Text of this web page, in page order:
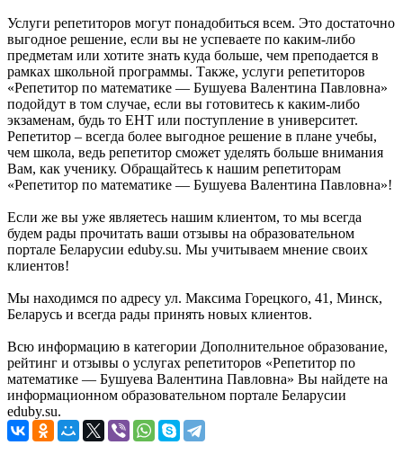
Услуги репетиторов могут понадобиться всем. Это достаточно
выгодное решение, если вы не успеваете по каким-либо
предметам или хотите знать куда больше, чем преподается в
рамках школьной программы. Также, услуги репетиторов
«Репетитор по математике — Бушуева Валентина Павловна»
подойдут в том случае, если вы готовитесь к каким-либо
экзаменам, будь то ЕНТ или поступление в университет.
Репетитор – всегда более выгодное решение в плане учебы,
чем школа, ведь репетитор сможет уделять больше внимания
Вам, как ученику. Обращайтесь к нашим репетиторам
«Репетитор по математике — Бушуева Валентина Павловна»!
Если же вы уже являетесь нашим клиентом, то мы всегда
будем рады прочитать ваши отзывы на образовательном
портале Беларусии eduby.su. Мы учитываем мнение своих
клиентов!
Мы находимся по адресу ул. Максима Горецкого, 41, Минск,
Беларусь и всегда рады принять новых клиентов.
Всю информацию в категории Дополнительное образование,
рейтинг и отзывы о услугах репетиторов «Репетитор по
математике — Бушуева Валентина Павловна» Вы найдете на
информационном образовательном портале Беларусии
eduby.su.